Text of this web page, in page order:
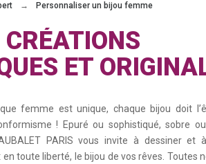
Personnaliser un bijou femme
CRÉATIONS
ET
femme est unique, chaque bijou doit
! Epuré ou sophistiqué, sobre
PARIS vous invite à dessiner
toute liberté, le bijou de vos rêves. Toutes